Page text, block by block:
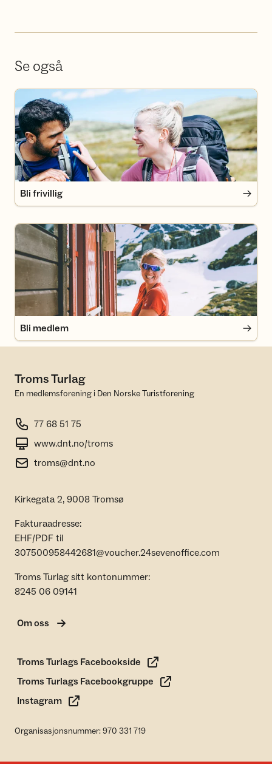
Se også
Bli frivillig
Bli frivillig
Bli medlem
Bli medlem
Troms Turlag
En medlemsforening i Den Norske Turistforening
77 68 51 75
www.dnt.no/troms
troms@dnt.no
Kirkegata 2, 9008 Tromsø
Fakturaadresse:
EHF/PDF til
307500958442681@voucher.24sevenoffice.com
Troms Turlag sitt kontonummer:
8245 06 09141
Om oss
Troms Turlags Facebookside
Troms Turlags Facebookgruppe
Instagram
Organisasjonsnummer: 970 331 719